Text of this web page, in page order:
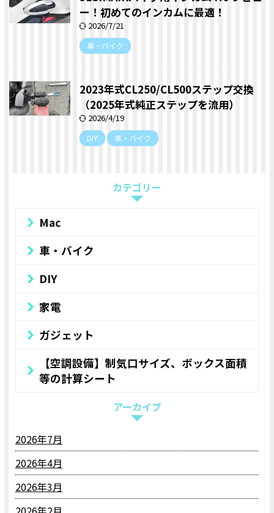
ー！初めてのインカムに最適！
2026/7/21
車・バイク
2023年式CL250/CL500ステップ交換
（2025年式純正ステップを流用）
2026/4/19
DIY 車・バイク
カテゴリー
Mac
車・バイク
DIY
家電
ガジェット
【空調設備】制気口サイズ、ボックス面積
等の計算シート
アーカイブ
2026年7月
2026年4月
2026年3月